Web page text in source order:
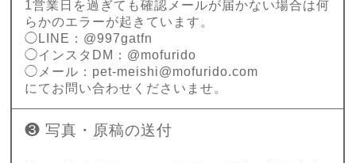
1営業日を過ぎても確認メールが届かない場合は何
らかのエラーが起きています。
◯LINE：@997gatfn
◯インスタDM：@mofurido
◯メール： pet-meishi@mofurido.com
にてお問い合わせくださいませ。
❸ 写真・原稿の送付